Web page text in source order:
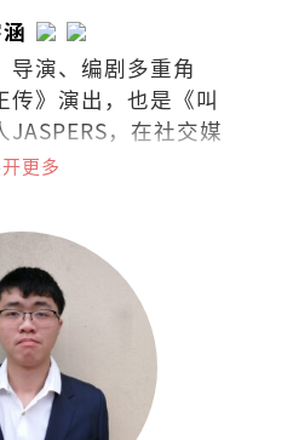
导演、编剧多重角
传》演出，也是《叫
，在社交媒
暴牙菇”。
更多